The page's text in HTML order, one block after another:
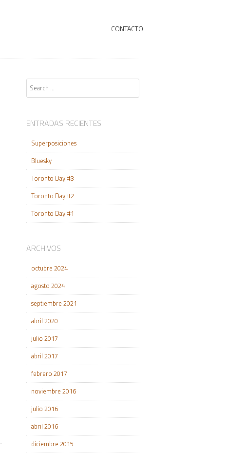
+
SKIP TO CONTENT
CONTACTO
Search
ENTRADAS RECIENTES
Superposiciones
Bluesky
Toronto Day #3
Toronto Day #2
Toronto Day #1
ARCHIVOS
octubre 2024
agosto 2024
septiembre 2021
abril 2020
julio 2017
abril 2017
febrero 2017
noviembre 2016
julio 2016
abril 2016
diciembre 2015